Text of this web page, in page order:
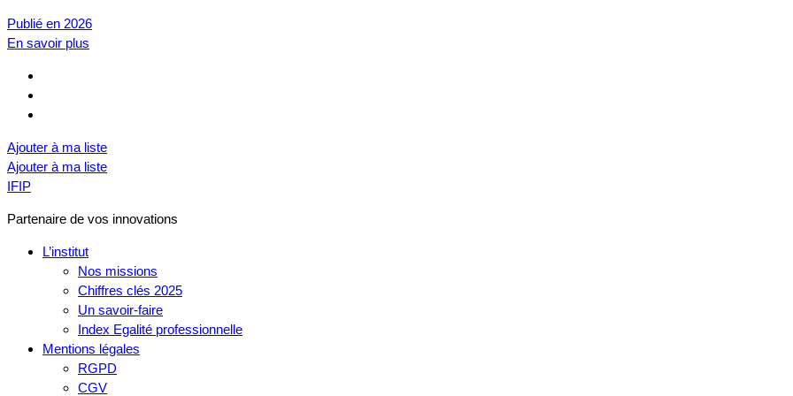
Publié en 2026
En savoir plus
Ajouter à ma liste
Ajouter à ma liste
IFIP
Partenaire de vos innovations
L’institut
Nos missions
Chiffres clés 2025
Un savoir-faire
Index Egalité professionnelle
Mentions légales
RGPD
CGV